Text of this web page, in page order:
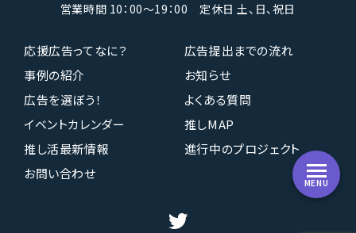
営業時間 10：00〜19：00 定休日 土、日、祝日
MENU
応援広告ってなに？
広告提出までの流れ
事例の紹介
お知らせ
広告を選ぼう！
よくある質問
イベントカレンダー
推しMAP
推し活最新情報
進行中のプロジェクト
お問い合わせ